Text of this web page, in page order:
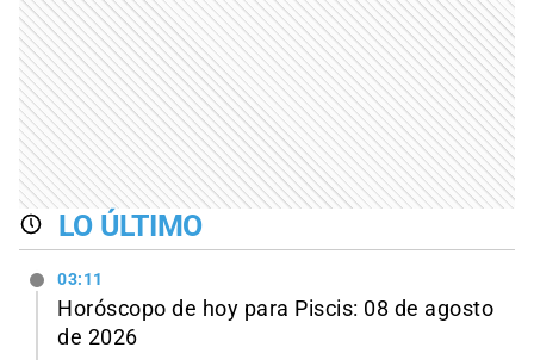
LO ÚLTIMO
03:11
Horóscopo de hoy para Piscis: 08 de agosto
de 2026